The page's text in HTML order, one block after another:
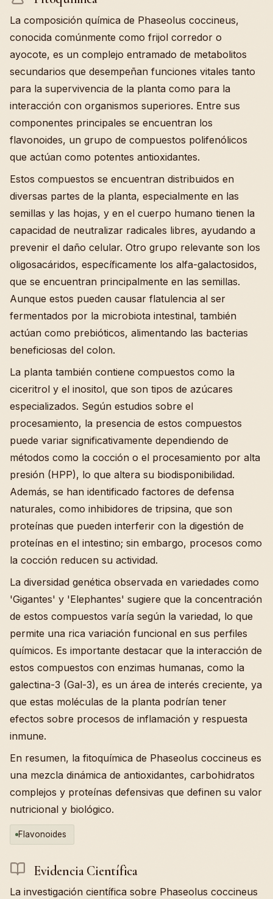
La composición química de Phaseolus coccineus,
conocida comúnmente como frijol corredor o
ayocote, es un complejo entramado de metabolitos
secundarios que desempeñan funciones vitales tanto
para la supervivencia de la planta como para la
interacción con organismos superiores. Entre sus
componentes principales se encuentran los
flavonoides, un grupo de compuestos polifenólicos
que actúan como potentes antioxidantes.
Estos compuestos se encuentran distribuidos en
diversas partes de la planta, especialmente en las
semillas y las hojas, y en el cuerpo humano tienen la
capacidad de neutralizar radicales libres, ayudando a
prevenir el daño celular. Otro grupo relevante son los
oligosacáridos, específicamente los alfa-galactosidos,
que se encuentran principalmente en las semillas.
Aunque estos pueden causar flatulencia al ser
fermentados por la microbiota intestinal, también
actúan como prebióticos, alimentando las bacterias
beneficiosas del colon.
La planta también contiene compuestos como la
ciceritrol y el inositol, que son tipos de azúcares
especializados. Según estudios sobre el
procesamiento, la presencia de estos compuestos
puede variar significativamente dependiendo de
métodos como la cocción o el procesamiento por alta
presión (HPP), lo que altera su biodisponibilidad.
Además, se han identificado factores de defensa
naturales, como inhibidores de tripsina, que son
proteínas que pueden interferir con la digestión de
proteínas en el intestino; sin embargo, procesos como
la cocción reducen su actividad.
La diversidad genética observada en variedades como
'Gigantes' y 'Elephantes' sugiere que la concentración
de estos compuestos varía según la variedad, lo que
permite una rica variación funcional en sus perfiles
químicos. Es importante destacar que la interacción de
estos compuestos con enzimas humanas, como la
galectina-3 (Gal-3), es un área de interés creciente, ya
que estas moléculas de la planta podrían tener
efectos sobre procesos de inflamación y respuesta
inmune.
En resumen, la fitoquímica de Phaseolus coccineus es
una mezcla dinámica de antioxidantes, carbohidratos
complejos y proteínas defensivas que definen su valor
nutricional y biológico.
Flavonoides
Evidencia Científica
La investigación científica sobre Phaseolus coccineus